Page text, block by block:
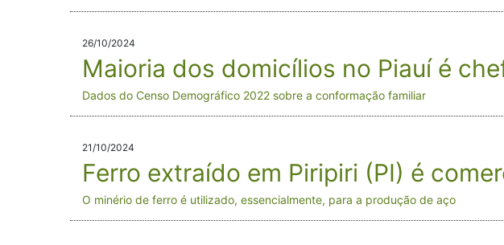
26/10/2024
Maioria dos domicílios no Piauí é
Dados do Censo Demográfico 2022 sobre a conformação familiar
21/10/2024
Ferro extraído em Piripiri (PI) é
O minério de ferro é utilizado, essencialmente, para a produção de aço